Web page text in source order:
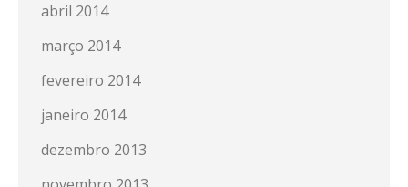
abril 2014
março 2014
fevereiro 2014
janeiro 2014
dezembro 2013